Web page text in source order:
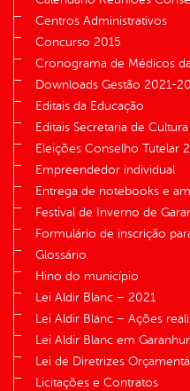
Centros Administrativos
Concurso 2015
Cronograma de Médicos
Downloads Gestão 2021-
Editais da Educação
Editais Secretaria de Cultura
Eleições Conselho Tutelar
Empreendedor individual
Entrega de notebooks e
Festival de Inverno de
Formulário de inscrição
Glossário
Hino do município
Lei Aldir Blanc – 2021
Lei Aldir Blanc – Ações
Lei Aldir Blanc em
Lei de Diretrizes
Licitações e Contratos